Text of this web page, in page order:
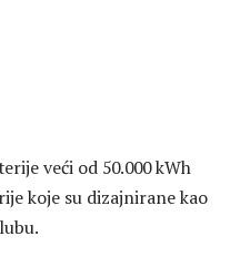
veći od 50.000 kWh
koje su dizajnirane kao